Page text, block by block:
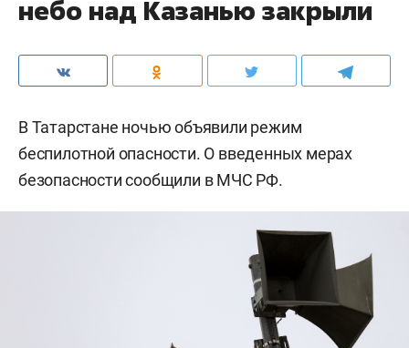
небо над Казанью закрыли
В Татарстане ночью объявили режим
беспилотной опасности. О введенных мерах
безопасности сообщили в МЧС РФ.